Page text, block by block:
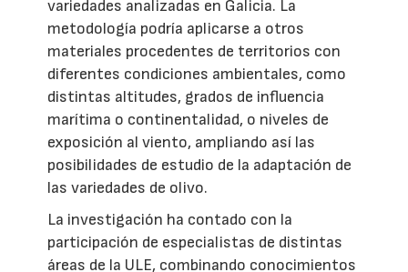
variedades analizadas en Galicia. La
metodología podría aplicarse a otros
materiales procedentes de territorios con
diferentes condiciones ambientales, como
distintas altitudes, grados de influencia
marítima o continentalidad, o niveles de
exposición al viento, ampliando así las
posibilidades de estudio de la adaptación de
las variedades de olivo.
La investigación ha contado con la
participación de especialistas de distintas
áreas de la ULE, combinando conocimientos